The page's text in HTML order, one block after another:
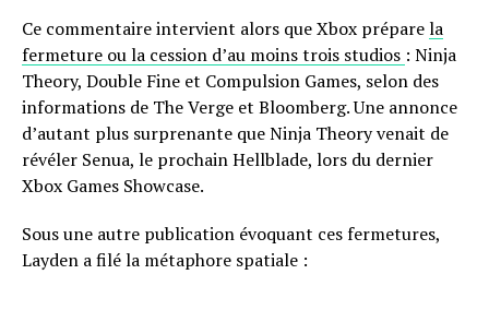
Ce commentaire intervient alors que Xbox préparela
fermeture ou la cession d’au moins trois studios : Ninja
Theory, Double Fine et Compulsion Games, selon des
informations de The Verge et Bloomberg. Une annonce
d’autant plus surprenante que Ninja Theory venait de
révéler Senua, le prochain Hellblade, lors du dernier
Xbox Games Showcase.
Sous une autre publication évoquant ces fermetures,
Layden a filé la métaphore spatiale :